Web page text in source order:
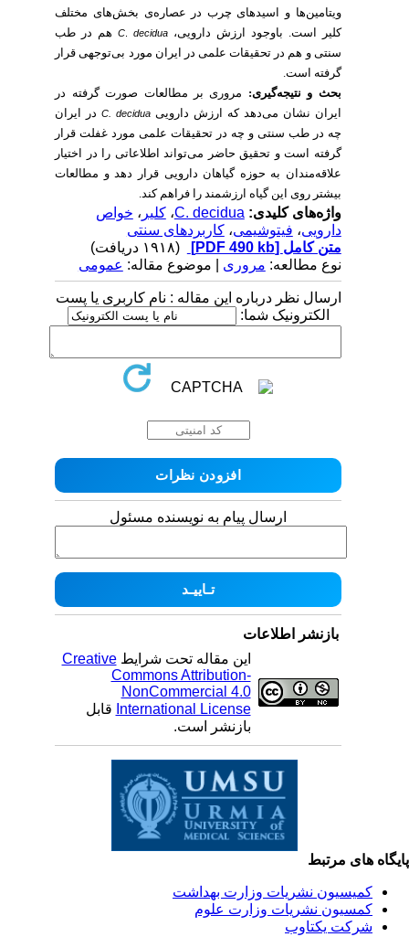
ویتامین‌ها و اسیدهای چرب در عصاره‌ی بخش‌های مختلف
کلیر است. باوجود ارزش دارویی،
C.decidua
هم در طب
سنتی و هم در تحقیقات علمی در ایران مورد بی‌توجهی قرار
گرفته است.
بحث و نتیجه‌گیری:مروری بر مطالعات صورت گرفته در
ایران نشان می‌دهد که ارزش داروییC. decidua در ایران
چه در طب سنتی و چه در تحقیقات علمی مورد غفلت قرار
گرفته است و تحقیق حاضر می‌تواند اطلاعاتی را در اختیار
علاقه‌مندان به حوزه گیاهان دارویی قرار دهد و مطالعات
بیشتر روی این گیاه ارزشمند را فراهم کند.
واژه‌های کلیدی:C. decidua،کلیر، خواص
دارویی،فیتوشیمی،کاربردهای سنتی
متن کامل[PDF 490 kb]
نوع مطالعه:مروری| موضوع مقاله:عمومى
ارسال نظر درباره این مقاله : نام کاربری یا پست
الکترونیک شما:
ارسال پیام به نویسنده مسئول
بازنشر اطلاعات
این مقاله تحت شرایطCreative
Commons Attribution-
NonCommercial 4.0
International Licenseقابل
بازنشر است.
های مرتبط
کمیسیون نشریات وزارت بهداشت
کمسیون نشریات وزارت علوم
شرکت یکتاوب